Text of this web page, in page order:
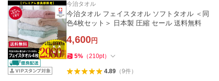
今治タオル
今治タオル フェイスタオル ソフトタオル ＜同
色4枚セット＞ 日本製 圧縮 セール 送料無料
4,600円
5% （210pt）
4.89（9件）